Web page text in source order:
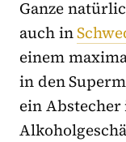
Ganze
auch in
einem
in den
ein